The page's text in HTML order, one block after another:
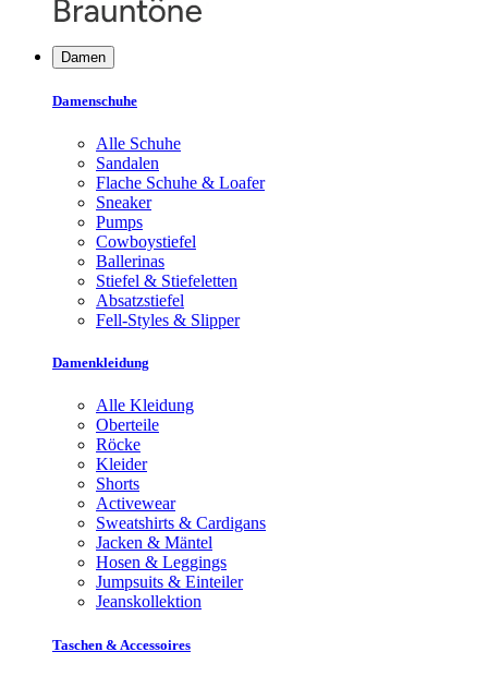
Damen
Damenschuhe
Alle Schuhe
Sandalen
Flache Schuhe & Loafer
Sneaker
Pumps
Cowboystiefel
Ballerinas
Stiefel & Stiefeletten
Absatzstiefel
Fell-Styles & Slipper
Damenkleidung
Alle Kleidung
Oberteile
Röcke
Kleider
Shorts
Activewear
Sweatshirts & Cardigans
Jacken & Mäntel
Hosen & Leggings
Jumpsuits & Einteiler
Jeanskollektion
Taschen & Accessoires